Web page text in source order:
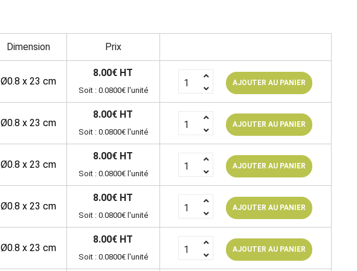
Dimension Prix
Ø0.8 x 23 cm
8.00€ HT
Soit : 0.0800€ l'unité
AJOUTER AU PANIER
Ø0.8 x 23 cm
8.00€ HT
Soit : 0.0800€ l'unité
AJOUTER AU PANIER
Ø0.8 x 23 cm
8.00€ HT
Soit : 0.0800€ l'unité
AJOUTER AU PANIER
Ø0.8 x 23 cm
8.00€ HT
Soit : 0.0800€ l'unité
AJOUTER AU PANIER
Ø0.8 x 23 cm
8.00€ HT
Soit : 0.0800€ l'unité
AJOUTER AU PANIER